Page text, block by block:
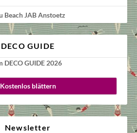
DECO GUIDE
Kostenlos blättern
Newsletter